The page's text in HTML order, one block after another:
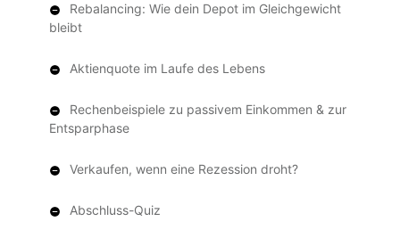
Rebalancing: Wie dein Depot im Gleichgewicht
bleibt
Aktienquote im Laufe des Lebens
Rechenbeispiele zu passivem Einkommen & zur
Entsparphase
Verkaufen, wenn eine Rezession droht?
Abschluss-Quiz